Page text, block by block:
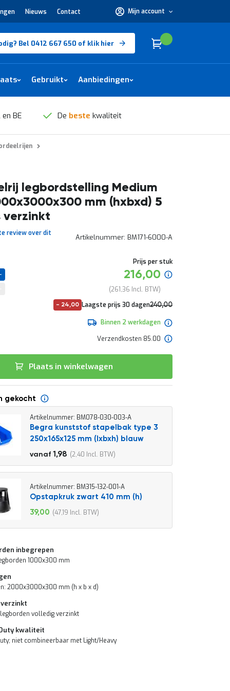
Nieuws Contact Mijn account
nodig?
Bel 0412 667 650 of klik hier Winkelwagen
Cart
Gebruikt Aanbiedingen
BE De beste kwaliteit
legbordstelling Medium
mm (hxbxd) 5
verzinkt
review over dit
Artikelnummer BM171-6000-A
Prijs per stuk
Speciale
prijs
216,00
261,36
- 24,00 Laagste prijs 30 dagen
Normale
240,00
Binnen 2 werkdagen
Verzendkosten 85.00
Plaats in winkelwagen
gekocht
Artikelnummer: BM078-030-003-A
Begra kunststof stapelbak type 3
250x165x125 mm (lxbxh) blauw
vanaf 1,98 2,40
2,20
2,66
Artikelnummer: BM315-132-001-A
Opstapkruk zwart 410 mm (h)
Speciale
39,00 47,19
inbegrepen
1000x300 mm
2000x3000x300 mm (h x b x d)
volledig verzinkt
kwaliteit
niet combineerbaar met Light/Heavy